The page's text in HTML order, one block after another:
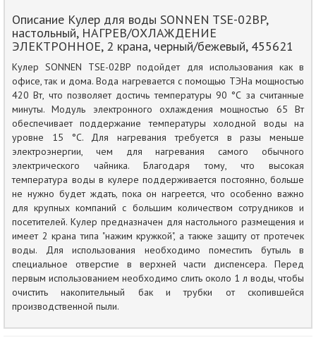
Описание Кулер для воды SONNEN TSE-02BP,
настольный, НАГРЕВ/ОХЛАЖДЕНИЕ
ЭЛЕКТРОННОЕ, 2 крана, черный/бежевый, 455621
Кулер SONNEN TSE-02BP подойдет для использования как в
офисе, так и дома. Вода нагревается с помощью ТЭНа мощностью
420 Вт, что позволяет достичь температуры 90 °С за считанные
минуты. Модуль электронного охлаждения мощностью 65 Вт
обеспечивает поддержание температуры холодной воды на
уровне 15 °С. Для нагревания требуется в разы меньше
электроэнергии, чем для нагревания самого обычного
электрического чайника. Благодаря тому, что высокая
температура воды в кулере поддерживается постоянно, больше
не нужно будет ждать, пока он нагреется, что особенно важно
для крупных компаний с большим количеством сотрудников и
посетителей. Кулер предназначен для настольного размещения и
имеет 2 крана типа "нажим кружкой", а также защиту от протечек
воды. Для использования необходимо поместить бутыль в
специальное отверстие в верхней части диспенсера. Перед
первым использованием необходимо слить около 1 л воды, чтобы
очистить накопительный бак и трубки от скопившейся
производственной пыли.